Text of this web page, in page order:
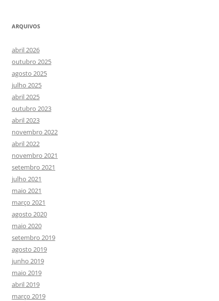
ARQUIVOS
abril 2026
outubro 2025
agosto 2025
julho 2025
abril 2025
outubro 2023
abril 2023
novembro 2022
abril 2022
novembro 2021
setembro 2021
julho 2021
maio 2021
março 2021
agosto 2020
maio 2020
setembro 2019
agosto 2019
junho 2019
maio 2019
abril 2019
março 2019